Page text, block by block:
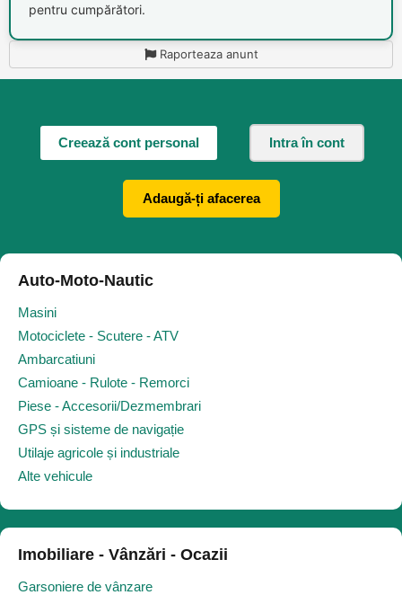
pentru cumpărători.
Raporteaza anunt
Creează cont personal Intra în cont
Adaugă-ți afacerea
Auto-Moto-Nautic
Masini
Motociclete - Scutere - ATV
Ambarcatiuni
Camioane - Rulote - Remorci
Piese - Accesorii/Dezmembrari
GPS și sisteme de navigație
Utilaje agricole și industriale
Alte vehicule
Imobiliare - Vânzări - Ocazii
Garsoniere de vânzare